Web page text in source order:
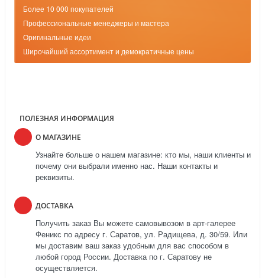
Более 10 000 покупателей
Профессиональные менеджеры и мастера
Оригинальные идеи
Широчайший ассортимент и демократичные цены
ПОЛЕЗНАЯ ИНФОРМАЦИЯ
О МАГАЗИНЕ
Узнайте больше о нашем магазине: кто мы, наши клиенты и
почему они выбрали именно нас. Наши контакты и
реквизиты.
ДОСТАВКА
Получить заказ Вы можете самовывозом в арт-галерее
Феникс по адресу г. Саратов, ул. Радищева, д. 30/59. Или
мы доставим ваш заказ удобным для вас способом в
любой город России. Доставка по г. Саратову не
осуществляется.